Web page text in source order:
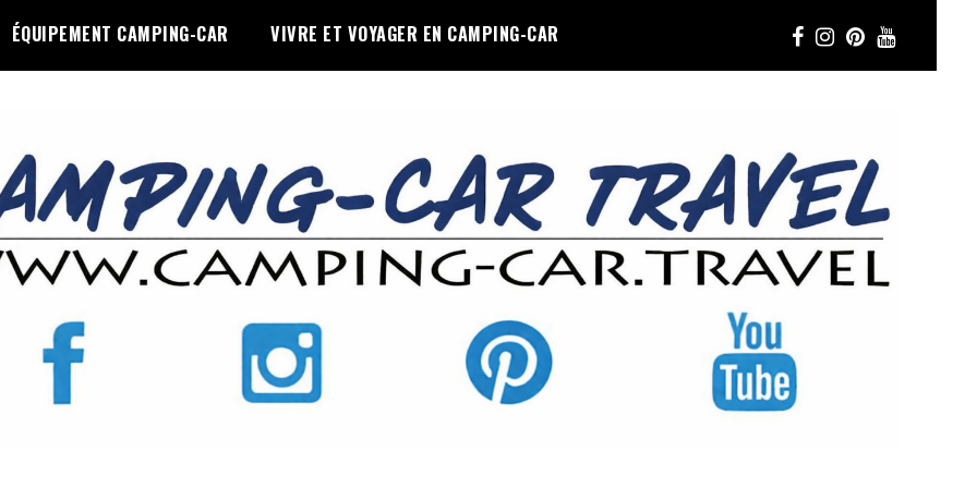
ÉQUIPEMENT CAMPING-CAR VIVRE ET VOYAGER EN CAMPING-CAR